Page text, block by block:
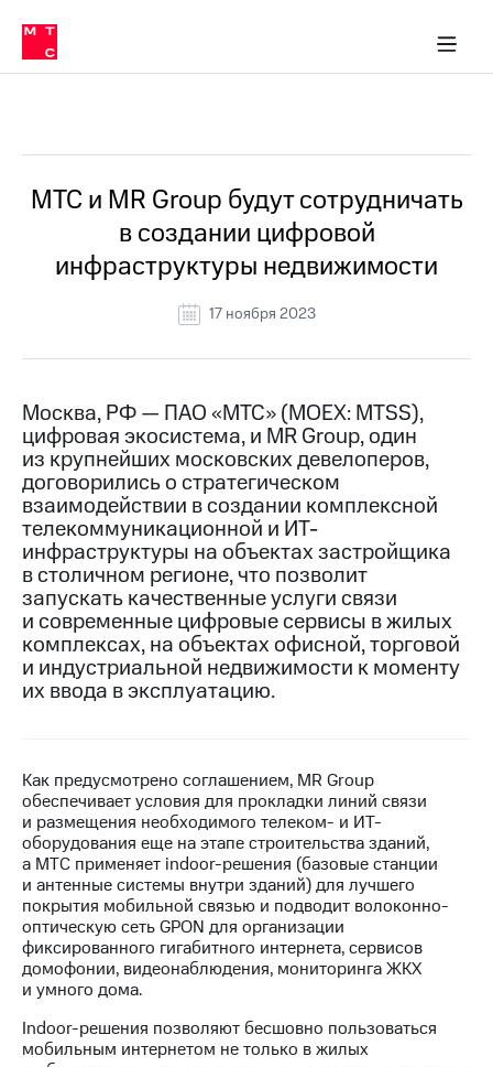
Медиа-центр
и акционерам
Устойчивое развитие
Комплаенс и деловая этика
компании
Карьера
История
компании
Руководство
информация
Контакты
Медиа-центр
Пресс-
релизы
МТС
о технологиях
Достижения
Интервью
Финансовая
отчетность
Пригласить
спикера
и акционерам
Корпоративное
управление
Корпоративный
секретарь
Раскрытие
информации
акционерам
Документы
в МТС
Пресс-
релизы
МТС
о технологиях
МТС и MR Group будут сотрудничать
в создании цифровой
инфраструктуры недвижимости
17 ноября 2023
Москва, РФ — ПАО «МТС» (MOEX: MTSS),
цифровая экосистема, и MR Group, один
из крупнейших московских девелоперов,
договорились о стратегическом
взаимодействии в создании комплексной
телекоммуникационной и ИТ-
инфраструктуры на объектах застройщика
в столичном регионе, что позволит
запускать качественные услуги связи
и современные цифровые сервисы в жилых
комплексах, на объектах офисной, торговой
и индустриальной недвижимости к моменту
их ввода в эксплуатацию.
Как предусмотрено соглашением, MR Group
обеспечивает условия для прокладки линий связи
и размещения необходимого телеком- и ИТ-
оборудования еще на этапе строительства зданий,
а МТС применяет indoor-решения (базовые станции
и антенные системы внутри зданий) для лучшего
покрытия мобильной связью и подводит волоконно-
оптическую сеть GPON для организации
фиксированного гигабитного интернета, сервисов
домофонии, видеонаблюдения, мониторинга ЖКХ
и умного дома.
Indoor-решения позволяют бесшовно пользоваться
мобильным интернетом не только в жилых